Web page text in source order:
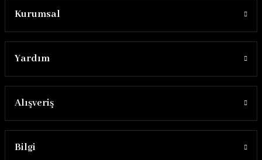
4.400,00 ₺
Kurumsal
Yardım
Alışveriş
Bilgi